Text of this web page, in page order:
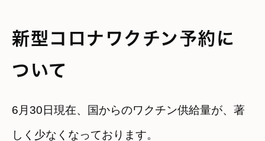
新型コロナワクチン予約に
ついて
6月30日現在、国からのワクチン供給量が、著
しく少なくなっております。